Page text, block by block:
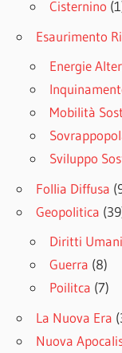
Cisternino
Esaurimento
Energie
Mobilità
Sviluppo
Follia Diffusa
Geopolitica
Diritti Umani
Guerra (8)
Poilitca (7)
La Nuova Era
Nuova